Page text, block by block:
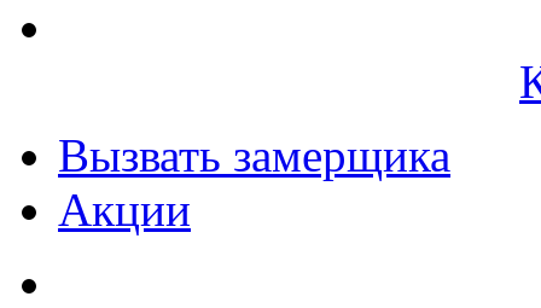
Вызвать замерщика
Акции